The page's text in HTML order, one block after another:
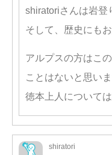
shiratoriさんは岩登
そして、歴史にもお
アルプスの方はこ
ことはないと思いま
徳本上人について
shiratori